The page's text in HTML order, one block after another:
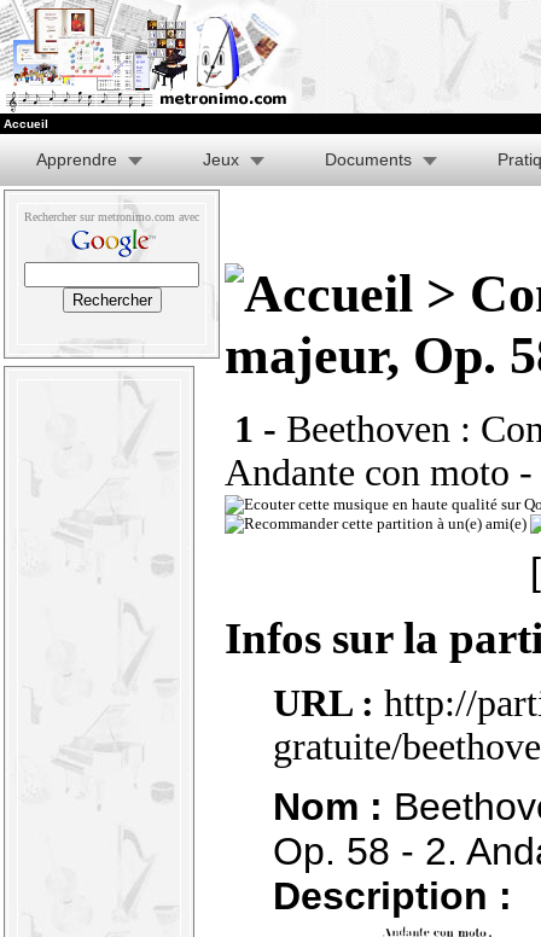
Accueil
Apprendre Jeux Documents
Rechercher sur metronimo.com avec
>
majeur, Op.
1 - Beethoven :
Andante con moto -
Infos sur la
URL : http://
gratuite/
Nom :
Op. 58 - 2.
Description :